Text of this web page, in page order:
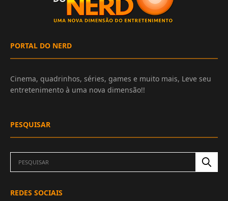
PORTAL DO NERD
Cinema, quadrinhos, séries, games e muito mais, Leve seu
entretenimento à uma nova dimensão!!
PESQUISAR
REDES SOCIAIS